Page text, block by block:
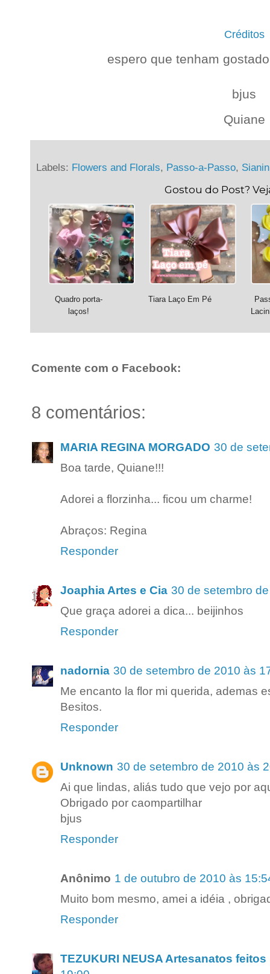
Créditos
espero que tenham
bjus
Quiane
Labels: Flowers and Florals, Passo-a-Passo,
Gostou do Post?
Quadro porta-
laços!
Tiara Laço Em Pé
Comente com o Facebook:
8 comentários:
MARIA REGINA MORGADO 30 de
Boa tarde, Quiane!!!
Adorei a florzinha... ficou um charme!
Abraços: Regina
Responder
Joaphia Artes e Cia 30 de setembro
Que graça adorei a dica... beijinhos
Responder
nadornia 30 de setembro de 2010 às
Me encanto la flor mi querida, ademas
Besitos.
Responder
Unknown 30 de setembro de 2010 às
Ai que lindas, aliás tudo que vejo por
Obrigado por caompartilhar
bjus
Responder
Anônimo 1 de outubro de 2010 às
Muito bom mesmo, amei a idéia ,
Responder
TEZUKURI NEUSA Artesanatos